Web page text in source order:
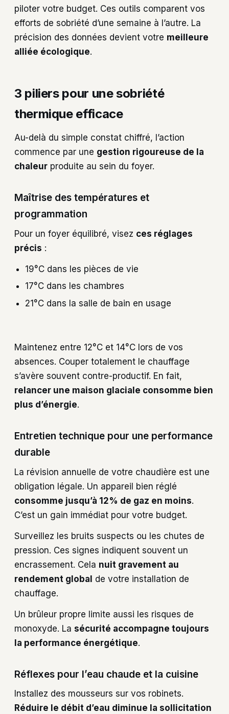
piloter votre budget. Ces outils comparent vos
efforts de sobriété d’une semaine à l’autre. La
précision des données devient votre meilleure
alliée écologique.
3 piliers pour une sobriété
thermique efficace
Au-delà du simple constat chiffré, l’action
commence par une gestion rigoureuse de la
chaleur produite au sein du foyer.
Maîtrise des températures et
programmation
Pour un foyer équilibré, visez ces réglages
précis :
19°C dans les pièces de vie
17°C dans les chambres
21°C dans la salle de bain en usage
Maintenez entre 12°C et 14°C lors de vos
absences. Couper totalement le chauffage
s’avère souvent contre-productif. En fait,
relancer une maison glaciale consomme bien
plus d’énergie.
Entretien technique pour une performance
durable
La révision annuelle de votre chaudière est une
obligation légale. Un appareil bien réglé
consomme jusqu’à 12% de gaz en moins.
C’est un gain immédiat pour votre budget.
Surveillez les bruits suspects ou les chutes de
pression. Ces signes indiquent souvent un
encrassement. Cela nuit gravement au
rendement global de votre installation de
chauffage.
Un brûleur propre limite aussi les risques de
monoxyde. La sécurité accompagne toujours
la performance énergétique.
Réflexes pour l’eau chaude et la cuisine
Installez des mousseurs sur vos robinets.
Réduire le débit d’eau diminue la sollicitation